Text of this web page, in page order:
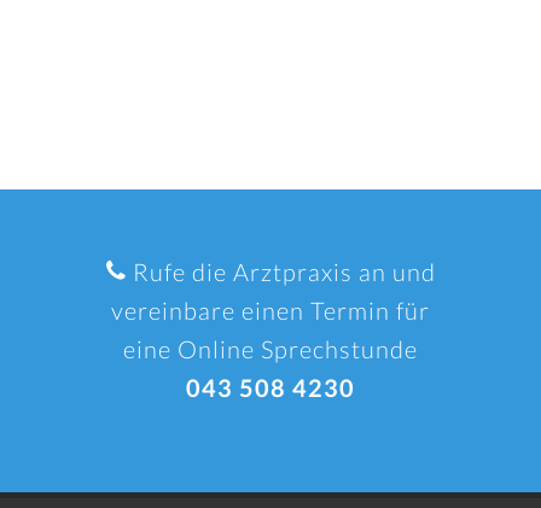
Rufe die Arztpraxis an und
vereinbare einen Termin für
eine Online Sprechstunde
043 508 4230